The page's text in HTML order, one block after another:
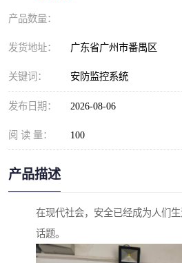
产品数量：
发货地址： 广东省广州市番禺区
关键词： 安防监控系统
发布日期： 2026-08-06
阅 读 量： 100
产品描述
在现代社会，安全已经成为人们
话题。